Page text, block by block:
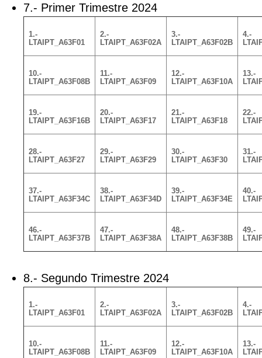
7.- Primer Trimestre 2024
1.-
LTAIPT_A63F01
2.-
LTAIPT_A63F02A
3.-
LTAIPT_A63F02B
4.-
10.-
LTAIPT_A63F08B
11.-
LTAIPT_A63F09
12.-
LTAIPT_A63F10A
13.-
19.-
LTAIPT_A63F16B
20.-
LTAIPT_A63F17
21.-
LTAIPT_A63F18
22.-
28.-
LTAIPT_A63F27
29.-
LTAIPT_A63F29
30.-
LTAIPT_A63F30
31.-
37.-
LTAIPT_A63F34C
38.-
LTAIPT_A63F34D
39.-
LTAIPT_A63F34E
40.-
46.-
LTAIPT_A63F37B
47.-
LTAIPT_A63F38A
48.-
LTAIPT_A63F38B
49.-
8.- Segundo Trimestre 2024
1.-
LTAIPT_A63F01
2.-
LTAIPT_A63F02A
3.-
LTAIPT_A63F02B
4.-
10.-
LTAIPT_A63F08B
11.-
LTAIPT_A63F09
12.-
LTAIPT_A63F10A
13.-